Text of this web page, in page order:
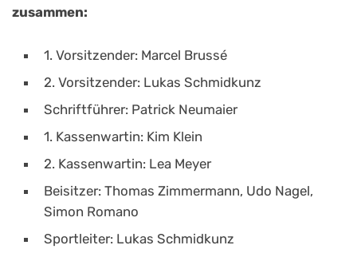
zusammen:
1. Vorsitzender: Marcel Brussé
2. Vorsitzender: Lukas Schmidkunz
Schriftführer: Patrick Neumaier
1. Kassenwartin: Kim Klein
2. Kassenwartin: Lea Meyer
Beisitzer: Thomas Zimmermann, Udo Nagel,
Simon Romano
Sportleiter: Lukas Schmidkunz